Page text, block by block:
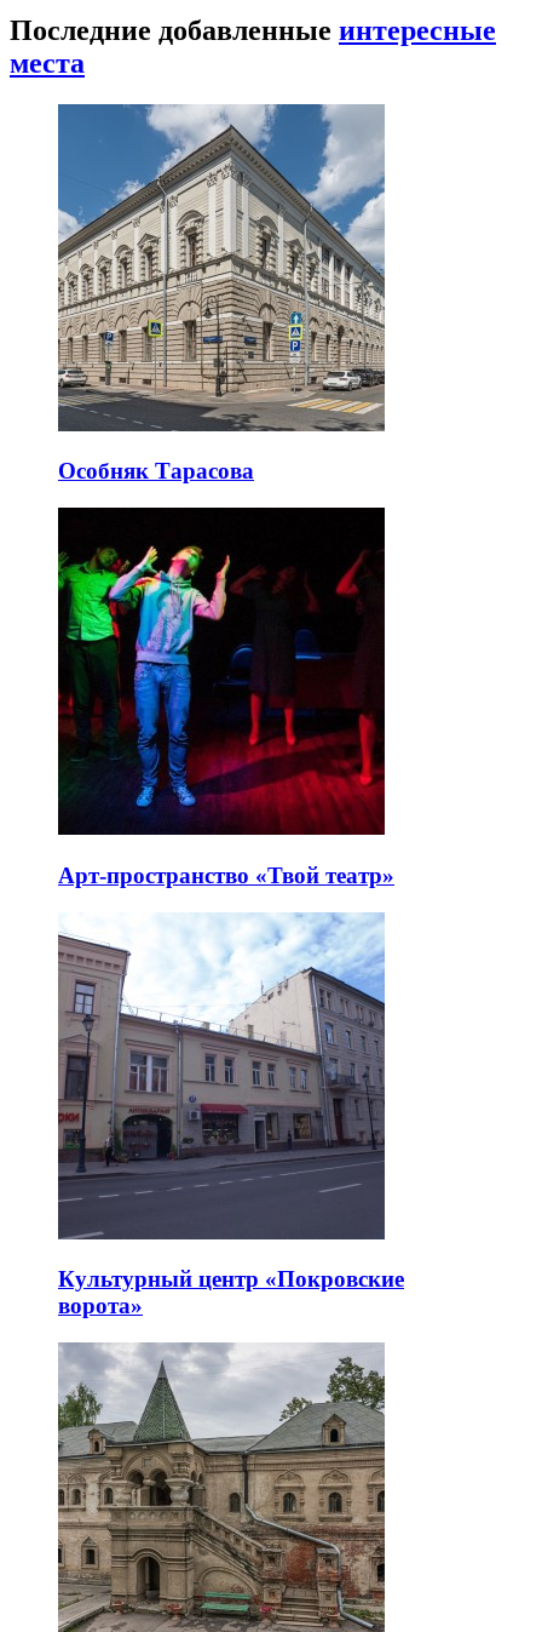
Последние добавленные интересные
места
Особняк Тарасова
Арт-пространство «Твой театр»
Культурный центр «Покровские
ворота»